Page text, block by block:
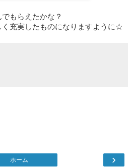
もらえたかな？
充実したものになりますように☆
›
ホーム